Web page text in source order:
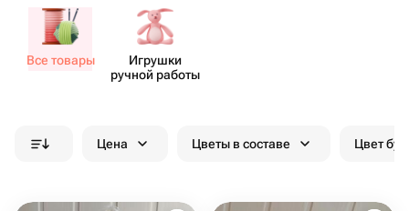
Все товары
Игрушки
ручной работы
Цена Цветы в составе Цвет